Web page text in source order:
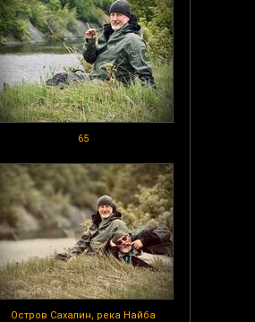
65
Остров Сахалин, река Найба